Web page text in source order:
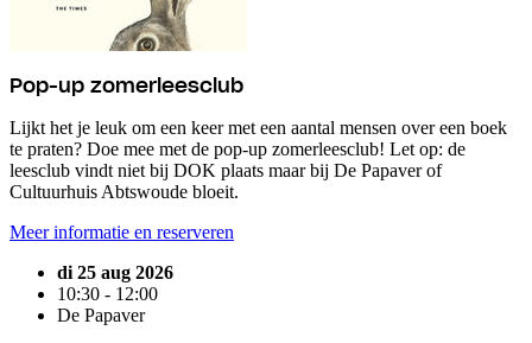
Pop-up zomerleesclub
Lijkt het je leuk om een keer met een aantal mensen over een boek
te praten? Doe mee met de pop-up zomerleesclub! Let op: de
leesclub vindt niet bij DOK plaats maar bij De Papaver of
Cultuurhuis Abtswoude bloeit.
Meer informatie en reserveren
di 25 aug 2026
10:30 - 12:00
De Papaver